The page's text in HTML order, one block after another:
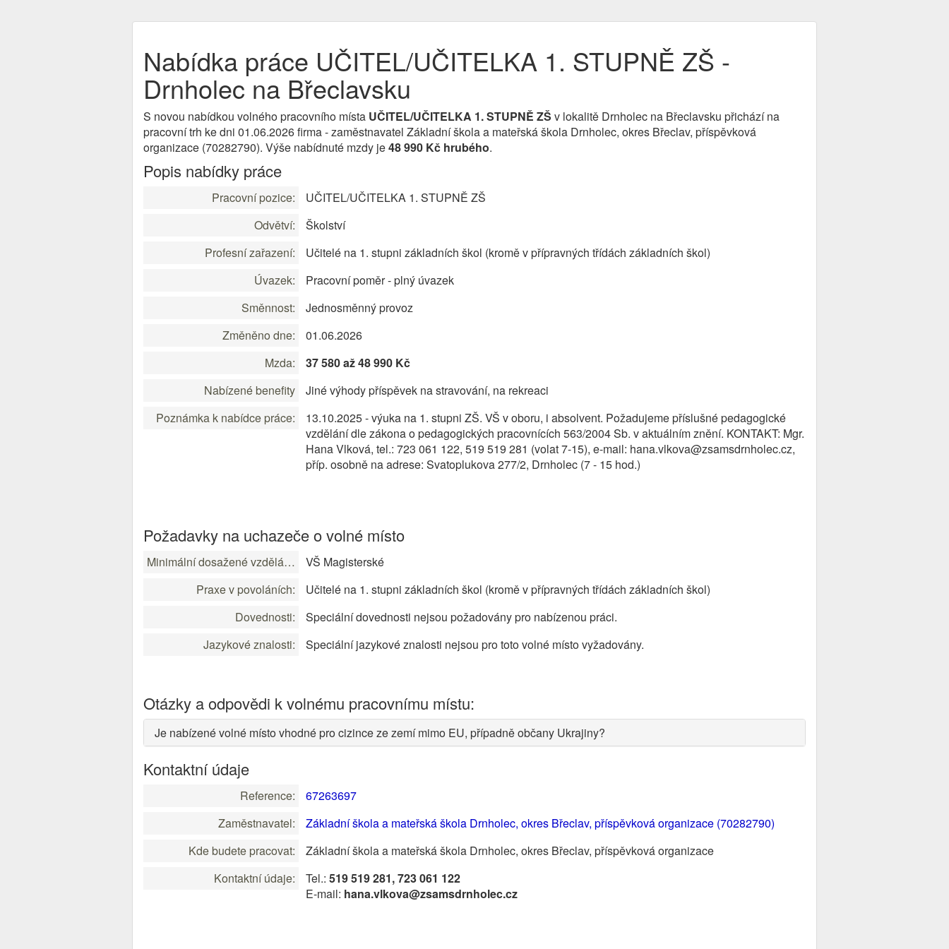
Nabídka práce UČITEL/UČITELKA 1. STUPNĚ ZŠ -
Drnholec na Břeclavsku
S novou nabídkou volného pracovního místa UČITEL/UČITELKA 1. STUPNĚ ZŠ v lokalitě Drnholec na Břeclavsku přichází na
pracovní trh ke dni 01.06.2026 firma - zaměstnavatel Základní škola a mateřská škola Drnholec, okres Břeclav, příspěvková
organizace (70282790). Výše nabídnuté mzdy je48 990 Kč hrubého.
Popis nabídky práce
Pracovní pozice:
UČITEL/UČITELKA 1. STUPNĚ ZŠ
Odvětví:
Školství
Profesní zařazení:
Učitelé na 1. stupni základních škol (kromě v přípravných třídách základních škol)
Úvazek:
Pracovní poměr - plný úvazek
Směnnost:
Jednosměnný provoz
Změněno dne:
01.06.2026
Mzda:
37 580 až 48 990 Kč
Nabízené benefity
Jiné výhody příspěvek na stravování, na rekreaci
Poznámka k nabídce práce:
13.10.2025 - výuka na 1. stupni ZŠ. VŠ v oboru, i absolvent. Požadujeme příslušné pedagogické
vzdělání dle zákona o pedagogických pracovnících 563/2004 Sb. v aktuálním znění. KONTAKT: Mgr.
Hana Vlková, tel.: 723 061 122, 519 519 281 (volat 7-15), e-mail: hana.vlkova@zsamsdrnholec.cz,
příp. osobně na adrese: Svatoplukova 277/2, Drnholec (7 - 15 hod.)
Požadavky na uchazeče o volné místo
Minimální dosažené vzdělání:
VŠ Magisterské
Praxe v povoláních:
Učitelé na 1. stupni základních škol (kromě v přípravných třídách základních škol)
Dovednosti:
Speciální dovednosti nejsou požadovány pro nabízenou práci.
Jazykové znalosti:
Speciální jazykové znalosti nejsou pro toto volné místo vyžadovány.
Otázky a odpovědi k volnému pracovnímu místu:
Je nabízené volné místo vhodné pro cizince ze zemí mimo EU, případně občany Ukrajiny?
Kontaktní údaje
Reference:
67263697
Zaměstnavatel:
Základní škola a mateřská škola Drnholec, okres Břeclav, příspěvková organizace (70282790)
Kde budete pracovat:
Základní škola a mateřská škola Drnholec, okres Břeclav, příspěvková organizace
Kontaktní údaje:
Tel.: 519 519 281, 723 061 122
E-mail: hana.vlkova@zsamsdrnholec.cz